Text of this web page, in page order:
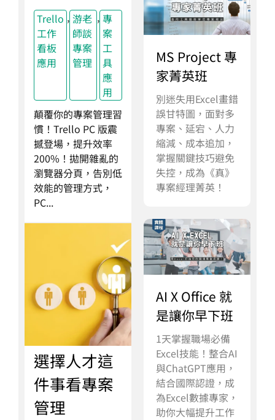
Trello
工作
看板
應用
, 游老
師談
專案
管理
, 專
案
工
具
應
用
顛覆你的專案管理習
慣！Trello PC 版震
撼登場，提升效率
200%！拋開雜亂的
瀏覽器分頁，告別低
效能的管理方式，
PC...
選擇人才這
件事看專案
管理
MS Project 專
家菁英班
別迷失用Excel畫錯
誤甘特圖，面對多
專案、延宕、人力
縮減、成本追加，
掌握關鍵技巧避免
失控，成為《真》
專案經理菁英！
AI X Office 就
是讓你早下班
1天掌握職場必備
Excel技能！整合AI
與ChatGPT應用，
結合國際認證，成
為Excel數據專家，
助你大幅提升工作